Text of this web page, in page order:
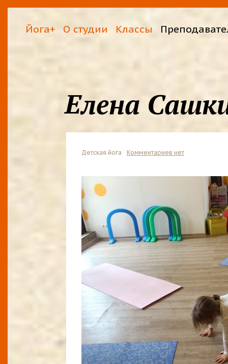
Йога+ О студии Классы
Елена
Детская йога Комментариев нет